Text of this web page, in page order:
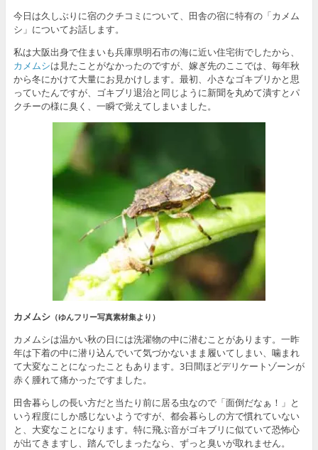
今日は久しぶりに宿のクチコミについて、田舎の宿に特有の「カメム
シ」についてお話します。
私は大阪出身で住まいも兵庫県明石市の海に近い住宅街でしたから、
カメムシは見たことがなかったのですが、嫁ぎ先のここでは、毎年秋
から冬にかけて大量にお見かけします。最初、小さなゴキブリかと思
っていたんですが、ゴキブリ退治と同じように新聞を丸めて潰すとパ
クチーの様に臭く、一瞬で覚えてしまいました。
カメムシ（ゆんフリー写真素材集より）
カメムシは温かい秋の日には洗濯物の中に潜むことがあります。一昨
年は下着の中に潜り込んでいて気づかないまま履いてしまい、噛まれ
て大変なことになったこともあります。3日間ほどデリケートゾーンが
赤く腫れて痛かったですました。
田舎暮らしの長い方だと当たり前に居る虫なので「面倒だなぁ！」と
いう程度にしか感じないようですが、都会暮らしの方で慣れていない
と、大変なことになります。特に飛ぶ音がゴキブリに似ていて恐怖心
が出てきますし、踏んでしまったなら、ずっと臭いが取れません。